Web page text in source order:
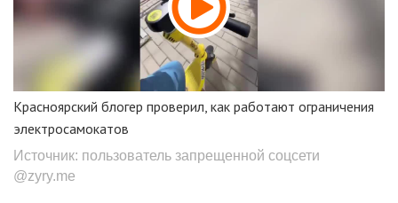
Красноярский блогер проверил, как работают ограничения
электросамокатов
Источник: пользователь запрещенной соцсети
@zyry.me